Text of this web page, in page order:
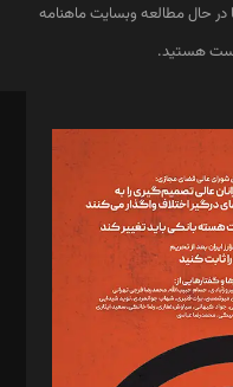
در حال مطالعه وبسایت ماهنامه
هستید.